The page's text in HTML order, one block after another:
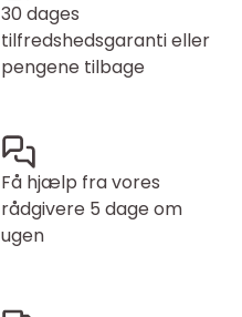
30 dages
tilfredshedsgaranti eller
pengene tilbage
Få hjælp fra vores
rådgivere 5 dage om
ugen